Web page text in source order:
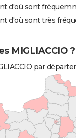
d'où sont
d'où sont très
MIGLIACCIO ?
par